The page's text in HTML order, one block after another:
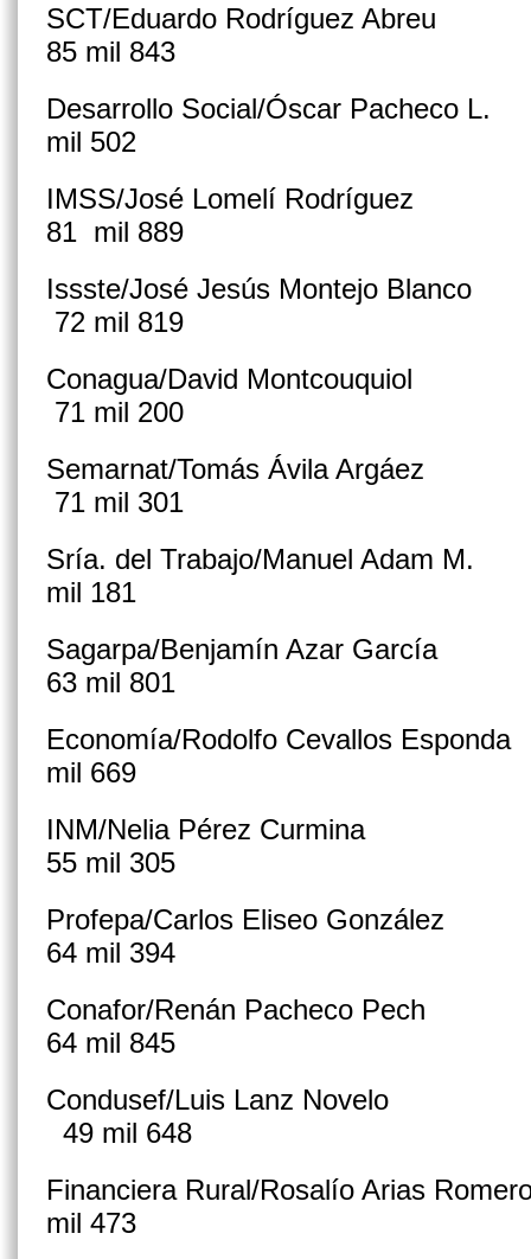
SCT/Eduardo Rodríguez
85 mil 843
Desarrollo Social/Óscar
mil 502
IMSS/José Lomelí
81 mil 889
Issste/José Jesús Montejo
72 mil 819
Conagua/David
71 mil 200
Semarnat/Tomás Ávila
71 mil 301
Sría. del Trabajo/Manuel
mil 181
Sagarpa/Benjamín Azar
63 mil 801
Economía/Rodolfo Cevallos
mil 669
INM/Nelia Pérez
55 mil 305
Profepa/Carlos Eliseo
64 mil 394
Conafor/Renán
64 mil 845
Condusef/Luis Lanz
49 mil 648
Financiera Rural/Rosalío Arias
mil 473